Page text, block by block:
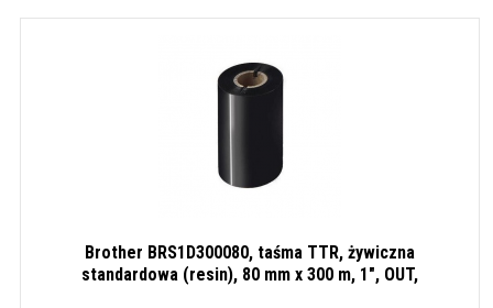
Brother BRS1D300080, taśma TTR, żywiczna
standardowa (resin), 80 mm x 300 m, 1", OUT,